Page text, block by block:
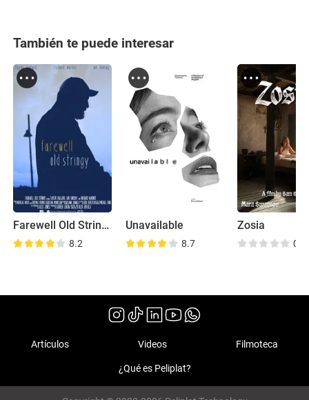
También te puede interesar
Farewell Old Stringy
8.2
Unavailable
8.7
Zosia
0.0
Artículos Videos Filmoteca
¿Qué es Peliplat?